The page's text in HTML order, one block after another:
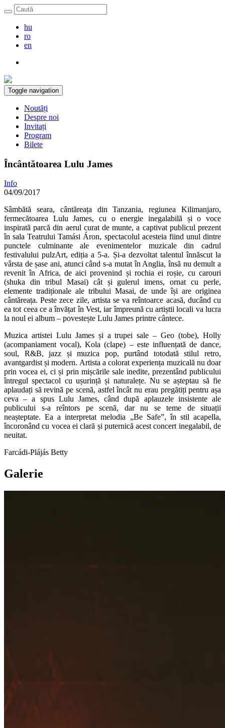
hu
ro
en
Toggle navigation
Noutăți
Despre noi
Invitați
Program
Bilete
Încântătoarea Lulu James
Info
04/09/2017
Sâmbătă seara, cântăreața din Tanzania, regiunea Kilimanjaro,
fermecătoarea Lulu James, cu o energie inegalabilă și o voce
inspirată parcă din aerul curat de munte, a captivat publicul prezent
în sala Teatrului Tamási Áron, spectacolul acesteia fiind unul dintre
punctele culminante ale evenimentelor muzicale din cadrul
festivalului pulzArt, ediția a 5-a. Și-a dezvoltat talentul înnăscut la
vârsta de șase ani, atunci când s-a mutat în Anglia, însă nu demult a
revenit în Africa, de aici provenind și rochia ei roșie, cu carouri
(shuka din tribul Masai) cât și gulerul imens, ornat cu perle,
elemente tradiționale ale tribului Masai, de unde își are originea
cântăreața. Peste zece zile, artista se va reîntoarce acasă, ducând cu
ea tot ceea ce a învățat în Vest, iar împreună cu artiștii locali va lucra
la noul ei album – povestește Lulu James printre cântece.
Muzica artistei Lulu James și a trupei sale – Geo (tobe), Holly
(acompaniament vocal), Kola (clape) – este influențată de dance,
soul, R&B, jazz și muzica pop, purtând totodată stilul retro,
avantgardist și modern. Artista a colorat experiența muzicală nu doar
prin vocea ei, ci și prin mișcările sale inedite, prezentând publicului
întregul spectacol cu ușurință și naturalețe. Nu se așteptau să fie
aplaudați să revină pe scenă, astfel încât nu erau pregătiți pentru așa
ceva – a spus Lulu James, când după aplauzele insistente ale
publicului s-a reîntors pe scenă, dar nu se teme de situații
neașteptate. Ea a interpretat melodia „Be Safe”, în stil acapella,
încoronând cu vocea ei clară și puternică acest concert inegalabil, de
neuitat.
Farcádi-Plájás Betty
Galerie